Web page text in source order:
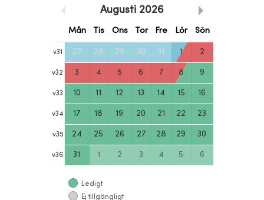
Augusti 2026
Mån Tis Ons Tor Fre Lör Sön
v31 27 28 29 30 31 1 2
v32 3 4 5 6 7 8 9
v33 10 11 12 13 14 15 16
v34 17 18 19 20 21 22 23
v35 24 25 26 27 28 29 30
v36 31 1 2 3 4 5 6
Ledigt
Ej tillgängligt